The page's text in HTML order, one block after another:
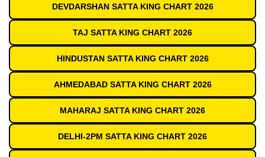
DEVDARSHAN SATTA KING CHART 2026
TAJ SATTA KING CHART 2026
HINDUSTAN SATTA KING CHART 2026
AHMEDABAD SATTA KING CHART 2026
MAHARAJ SATTA KING CHART 2026
DELHI-2PM SATTA KING CHART 2026